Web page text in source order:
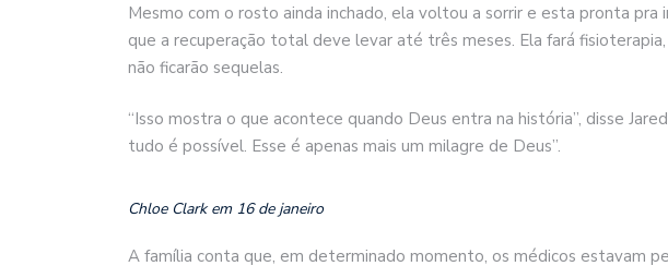
Mesmo com o rosto ainda inchado, ela voltou a sorrir e esta pronta pra
que a recuperação total deve levar até três meses. Ela fará
não ficarão sequelas.
“Isso mostra o que acontece quando Deus entra na história”, disse
tudo é possível. Esse é apenas mais um milagre de Deus”.
Chloe Clark em 16 de janeiro
A família conta que, em determinado momento, os médicos estavam